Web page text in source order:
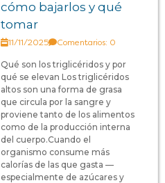
cómo bajarlos y qué
tomar
11/11/2025 Comentarios: 0
Qué son los triglicéridos y por
qué se elevan Los triglicéridos
altos son una forma de grasa
que circula por la sangre y
proviene tanto de los alimentos
como de la producción interna
del cuerpo.Cuando el
organismo consume más
calorías de las que gasta —
especialmente de azúcares y